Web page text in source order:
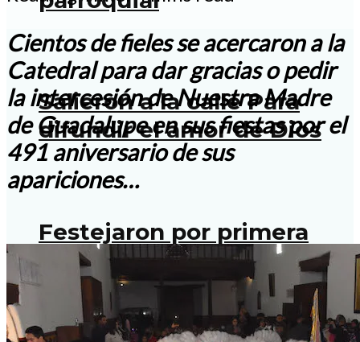
Salieron a la calle Para
difundir el amor de Dios
Festejaron por primera
vez Día del servidor
Cientos de fieles se acercaron a la
Catedral para dar gracias o pedir
la intercesión de Nuestra Madre
de Guadalupe en sus fiestas por el
491 aniversario de sus
apariciones…